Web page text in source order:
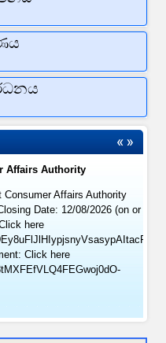
Affairs Authority
Affairs Authority
Date: 12/08/2026 (on or
here
Click here